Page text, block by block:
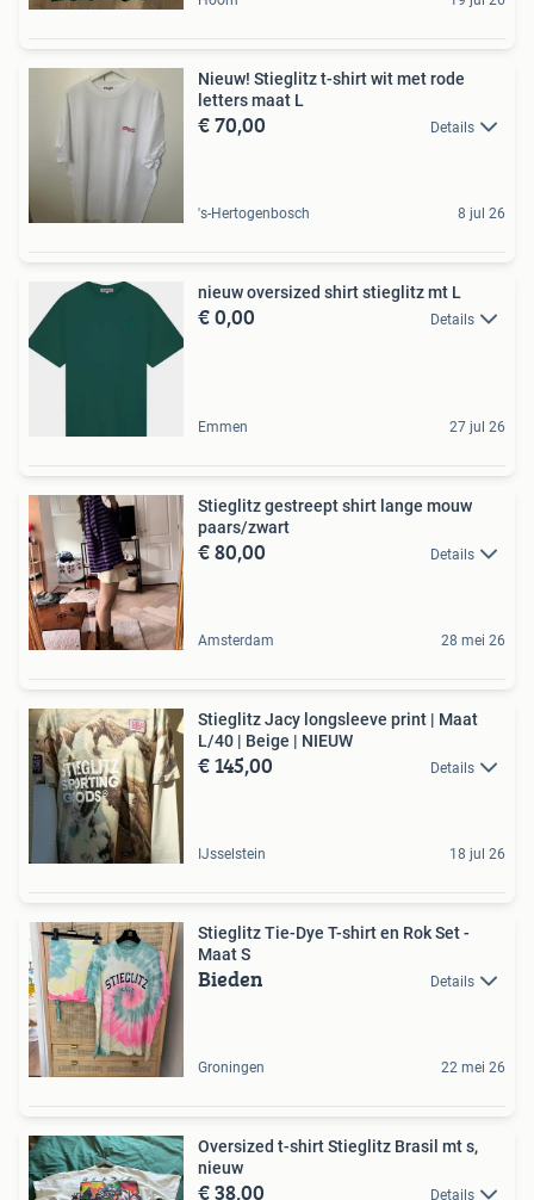
Nieuw! Stieglitz t-shirt wit met rode
letters maat L
€ 70,00 Details
's-Hertogenbosch 8 jul 26
nieuw oversized shirt stieglitz mt L
€ 0,00 Details
Emmen 27 jul 26
Stieglitz gestreept shirt lange mouw
paars/zwart
€ 80,00 Details
Amsterdam 28 mei 26
Stieglitz Jacy longsleeve print | Maat
L/40 | Beige | NIEUW
€ 145,00 Details
IJsselstein 18 jul 26
Stieglitz Tie-Dye T-shirt en Rok Set -
Maat S
Bieden Details
Groningen 22 mei 26
Oversized t-shirt Stieglitz Brasil mt s,
nieuw
€ 38,00 Details